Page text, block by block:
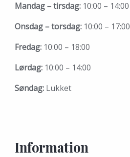
Mandag – tirsdag: 10:00 – 14:00
Onsdag – torsdag: 10:00 – 17:00
Fredag: 10:00 – 18:00
Lørdag: 10:00 – 14:00
Søndag: Lukket
Information